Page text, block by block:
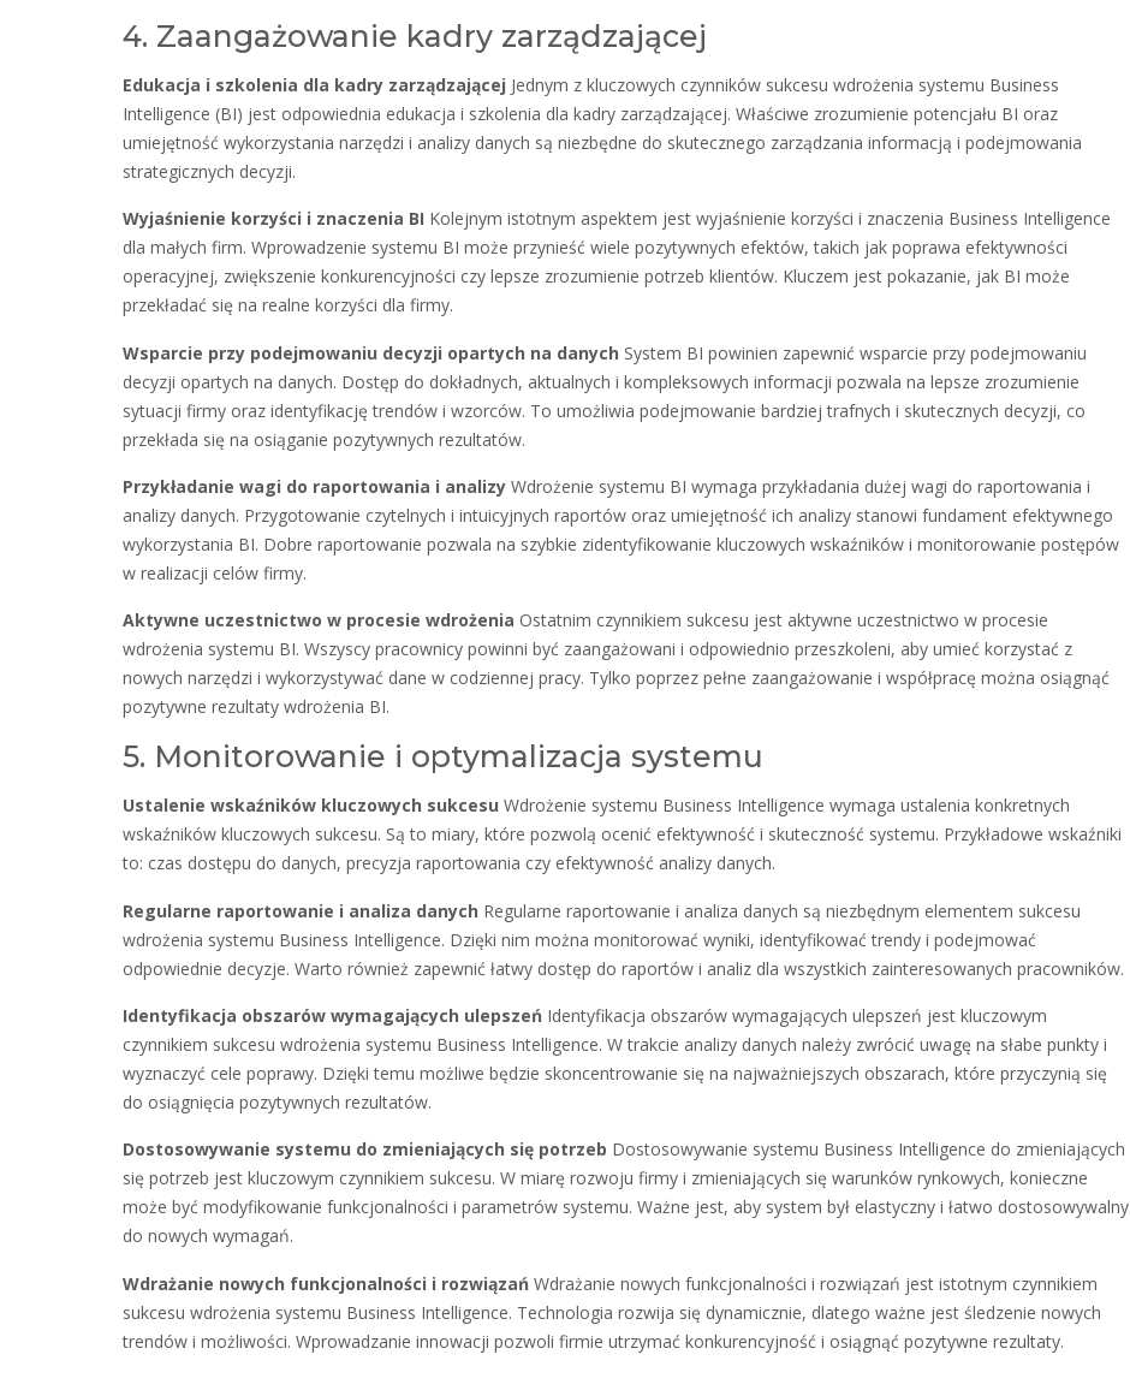
4. Zaangażowanie kadry zarządzającej
Edukacja i szkolenia dla kadry zarządzającej Jednym z kluczowych czynników sukcesu wdrożenia systemu Business
Intelligence (BI) jest odpowiednia edukacja i szkolenia dla kadry zarządzającej. Właściwe zrozumienie potencjału BI oraz
umiejętność wykorzystania narzędzi i analizy danych są niezbędne do skutecznego zarządzania informacją i podejmowania
strategicznych decyzji.
Wyjaśnienie korzyści i znaczenia BI Kolejnym istotnym aspektem jest wyjaśnienie korzyści i znaczenia Business Intelligence
dla małych firm. Wprowadzenie systemu BI może przynieść wiele pozytywnych efektów, takich jak poprawa efektywności
operacyjnej, zwiększenie konkurencyjności czy lepsze zrozumienie potrzeb klientów. Kluczem jest pokazanie, jak BI może
przekładać się na realne korzyści dla firmy.
Wsparcie przy podejmowaniu decyzji opartych na danych System BI powinien zapewnić wsparcie przy podejmowaniu
decyzji opartych na danych. Dostęp do dokładnych, aktualnych i kompleksowych informacji pozwala na lepsze zrozumienie
sytuacji firmy oraz identyfikację trendów i wzorców. To umożliwia podejmowanie bardziej trafnych i skutecznych decyzji, co
przekłada się na osiąganie pozytywnych rezultatów.
Przykładanie wagi do raportowania i analizy Wdrożenie systemu BI wymaga przykładania dużej wagi do raportowania i
analizy danych. Przygotowanie czytelnych i intuicyjnych raportów oraz umiejętność ich analizy stanowi fundament efektywnego
wykorzystania BI. Dobre raportowanie pozwala na szybkie zidentyfikowanie kluczowych wskaźników i monitorowanie postępów
w realizacji celów firmy.
Aktywne uczestnictwo w procesie wdrożenia Ostatnim czynnikiem sukcesu jest aktywne uczestnictwo w procesie
wdrożenia systemu BI. Wszyscy pracownicy powinni być zaangażowani i odpowiednio przeszkoleni, aby umieć korzystać z
nowych narzędzi i wykorzystywać dane w codziennej pracy. Tylko poprzez pełne zaangażowanie i współpracę można osiągnąć
pozytywne rezultaty wdrożenia BI.
5. Monitorowanie i optymalizacja systemu
Ustalenie wskaźników kluczowych sukcesu Wdrożenie systemu Business Intelligence wymaga ustalenia konkretnych
wskaźników kluczowych sukcesu. Są to miary, które pozwolą ocenić efektywność i skuteczność systemu. Przykładowe wskaźniki
to: czas dostępu do danych, precyzja raportowania czy efektywność analizy danych.
Regularne raportowanie i analiza danych Regularne raportowanie i analiza danych są niezbędnym elementem sukcesu
wdrożenia systemu Business Intelligence. Dzięki nim można monitorować wyniki, identyfikować trendy i podejmować
odpowiednie decyzje. Warto również zapewnić łatwy dostęp do raportów i analiz dla wszystkich zainteresowanych pracowników.
Identyfikacja obszarów wymagających ulepszeń Identyfikacja obszarów wymagających ulepszeń jest kluczowym
czynnikiem sukcesu wdrożenia systemu Business Intelligence. W trakcie analizy danych należy zwrócić uwagę na słabe punkty i
wyznaczyć cele poprawy. Dzięki temu możliwe będzie skoncentrowanie się na najważniejszych obszarach, które przyczynią się
do osiągnięcia pozytywnych rezultatów.
Dostosowywanie systemu do zmieniających się potrzeb Dostosowywanie systemu Business Intelligence do zmieniających
się potrzeb jest kluczowym czynnikiem sukcesu. W miarę rozwoju firmy i zmieniających się warunków rynkowych, konieczne
może być modyfikowanie funkcjonalności i parametrów systemu. Ważne jest, aby system był elastyczny i łatwo dostosowywalny
do nowych wymagań.
Wdrażanie nowych funkcjonalności i rozwiązań Wdrażanie nowych funkcjonalności i rozwiązań jest istotnym czynnikiem
sukcesu wdrożenia systemu Business Intelligence. Technologia rozwija się dynamicznie, dlatego ważne jest śledzenie nowych
trendów i możliwości. Wprowadzanie innowacji pozwoli firmie utrzymać konkurencyjność i osiągnąć pozytywne rezultaty.